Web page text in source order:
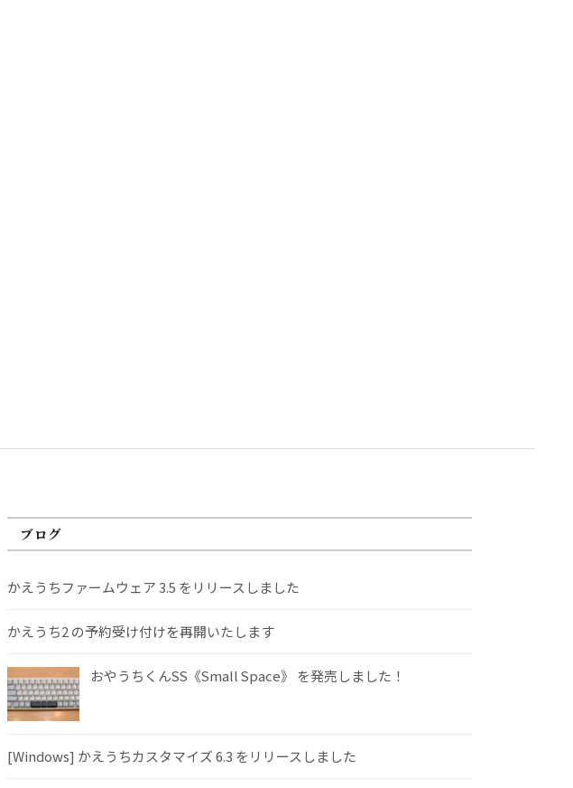
ブログ
かえうちファームウェア 3.5 をリリースしました
かえうち2 の予約受け付けを再開いたします
おやうちくんSS《Small Space》 を発売しました！
[Windows] かえうちカスタマイズ 6.3 をリリースしました